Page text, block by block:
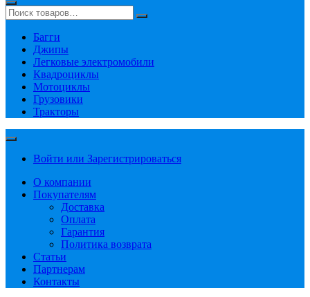
Багги
Джипы
Легковые электромобили
Квадроциклы
Мотоциклы
Грузовики
Тракторы
Войти или Зарегистрироваться
О компании
Покупателям
Доставка
Оплата
Гарантия
Политика возврата
Статьи
Партнерам
Контакты